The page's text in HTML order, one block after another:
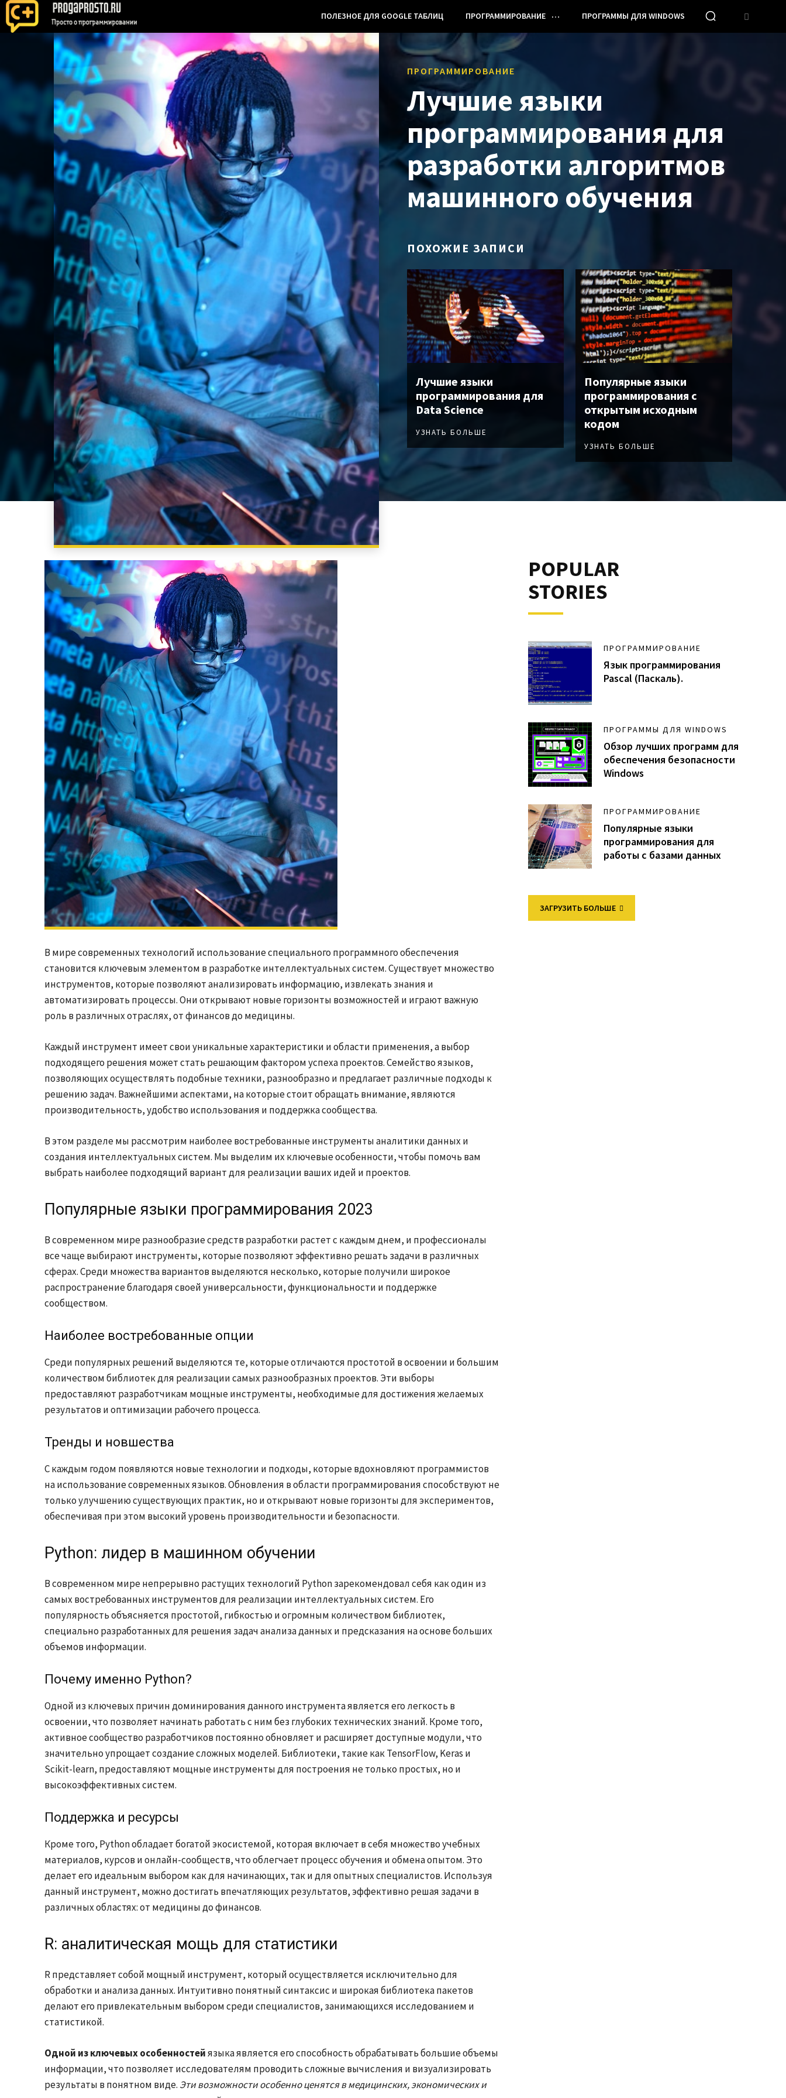
ПОЛЕЗНОЕ ДЛЯ GOOGLE ТАБЛИЦ ПРОГРАММИРОВАНИЕ ПРОГРАММЫ ДЛЯ WINDOWS
ПРОГРАММИРОВАНИЕ
Лучшие языки
программирования для
разработки алгоритмов
машинного обучения
ПОХОЖИЕ ЗАПИСИ
Лучшие языки
программирования для
Data Science
УЗНАТЬ БОЛЬШЕ
Популярные языки
программирования с
открытым исходным
кодом
УЗНАТЬ БОЛЬШЕ
В мире современных технологий использование специального программного обеспечения
становится ключевым элементом в разработке интеллектуальных систем. Существует множество
инструментов, которые позволяют анализировать информацию, извлекать знания и
автоматизировать процессы. Они открывают новые горизонты возможностей и играют важную
роль в различных отраслях, от финансов до медицины.
Каждый инструмент имеет свои уникальные характеристики и области применения, а выбор
подходящего решения может стать решающим фактором успеха проектов. Семейство языков,
позволяющих осуществлять подобные техники, разнообразно и предлагает различные подходы к
решению задач. Важнейшими аспектами, на которые стоит обращать внимание, являются
производительность, удобство использования и поддержка сообщества.
В этом разделе мы рассмотрим наиболее востребованные инструменты аналитики данных и
создания интеллектуальных систем. Мы выделим их ключевые особенности, чтобы помочь вам
выбрать наиболее подходящий вариант для реализации ваших идей и проектов.
Популярные языки программирования 2023
В современном мире разнообразие средств разработки растет с каждым днем, и профессионалы
все чаще выбирают инструменты, которые позволяют эффективно решать задачи в различных
сферах. Среди множества вариантов выделяются несколько, которые получили широкое
распространение благодаря своей универсальности, функциональности и поддержке
сообществом.
Наиболее востребованные опции
Среди популярных решений выделяются те, которые отличаются простотой в освоении и большим
количеством библиотек для реализации самых разнообразных проектов. Эти выборы
предоставляют разработчикам мощные инструменты, необходимые для достижения желаемых
результатов и оптимизации рабочего процесса.
Тренды и новшества
С каждым годом появляются новые технологии и подходы, которые вдохновляют программистов
на использование современных языков. Обновления в области программирования способствуют не
только улучшению существующих практик, но и открывают новые горизонты для экспериментов,
обеспечивая при этом высокий уровень производительности и безопасности.
Python: лидер в машинном обучении
В современном мире непрерывно растущих технологий Python зарекомендовал себя как один из
самых востребованных инструментов для реализации интеллектуальных систем. Его
популярность объясняется простотой, гибкостью и огромным количеством библиотек,
специально разработанных для решения задач анализа данных и предсказания на основе больших
объемов информации.
Почему именно Python?
Одной из ключевых причин доминирования данного инструмента является его легкость в
освоении, что позволяет начинать работать с ним без глубоких технических знаний. Кроме того,
активное сообщество разработчиков постоянно обновляет и расширяет доступные модули, что
значительно упрощает создание сложных моделей. Библиотеки, такие как TensorFlow, Keras и
Scikit-learn, предоставляют мощные инструменты для построения не только простых, но и
высокоэффективных систем.
Поддержка и ресурсы
Кроме того, Python обладает богатой экосистемой, которая включает в себя множество учебных
материалов, курсов и онлайн-сообществ, что облегчает процесс обучения и обмена опытом. Это
делает его идеальным выбором как для начинающих, так и для опытных специалистов. Используя
данный инструмент, можно достигать впечатляющих результатов, эффективно решая задачи в
различных областях: от медицины до финансов.
R: аналитическая мощь для статистики
R представляет собой мощный инструмент, который осуществляется исключительно для
обработки и анализа данных. Интуитивно понятный синтаксис и широкая библиотека пакетов
делают его привлекательным выбором среди специалистов, занимающихся исследованием и
статистикой.
Одной из ключевых особенностейязыка является его способность обрабатывать большие объемы
информации, что позволяет исследователям проводить сложные вычисления и визуализировать
результаты в понятном виде. Эти возможности особенно ценятся в медицинских, экономических и
POPULAR
STORIES
ПРОГРАММИРОВАНИЕ
Язык программирования
Pascal (Паскаль).
ПРОГРАММЫ ДЛЯ WINDOWS
Обзор лучших программ для
обеспечения безопасности
Windows
ПРОГРАММИРОВАНИЕ
Популярные языки
программирования для
работы с базами данных
ЗАГРУЗИТЬ БОЛЬШЕ